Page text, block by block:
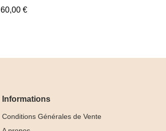
60,00 €
Informations
Conditions Générales de Vente